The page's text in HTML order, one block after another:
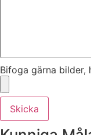
Bifoga gärna bilder,
Skicka